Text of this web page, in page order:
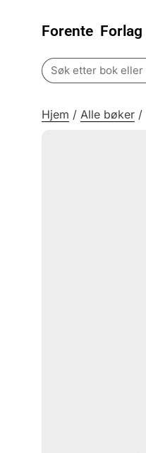
Forente Forlag
Search
for:
Hjem / Alle bøker /